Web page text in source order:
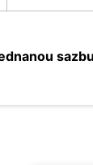
sazbu